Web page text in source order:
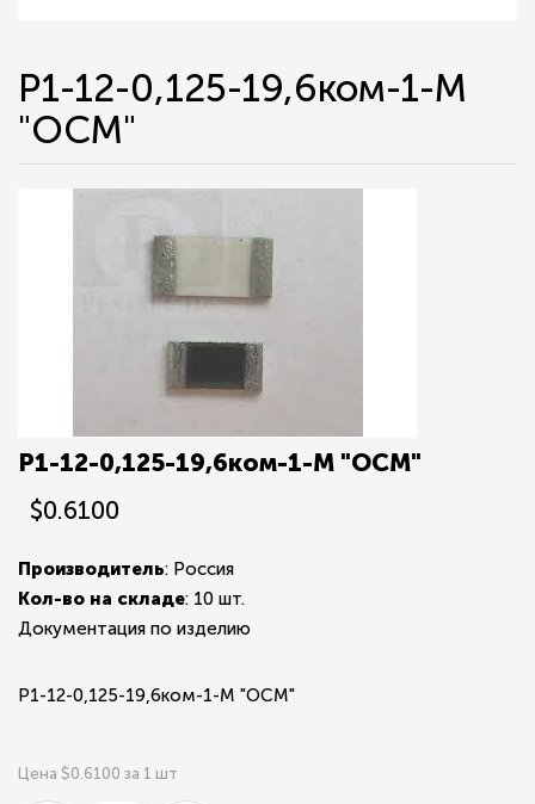
Р1-12-0,125-19,6ком-1-М
"ОСМ"
Р1-12-0,125-19,6ком-1-М "ОСМ"
$0.6100
Производитель: Россия
Кол-во на складе: 10 шт.
Документация по изделию
Р1-12-0,125-19,6ком-1-М "ОСМ"
Цена $0.6100 за 1 шт